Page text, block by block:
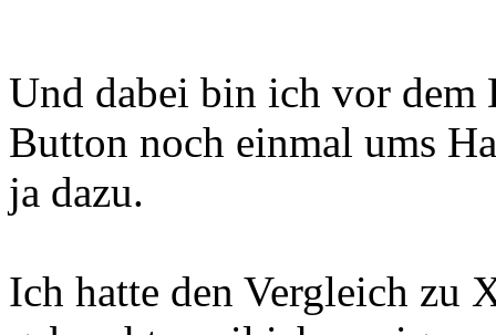
Und dabei bin ich vor dem
Button noch einmal ums
ja dazu.
Ich hatte den Vergleich zu